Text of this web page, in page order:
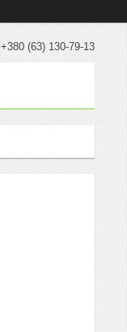
+380 (63) 130-79-13